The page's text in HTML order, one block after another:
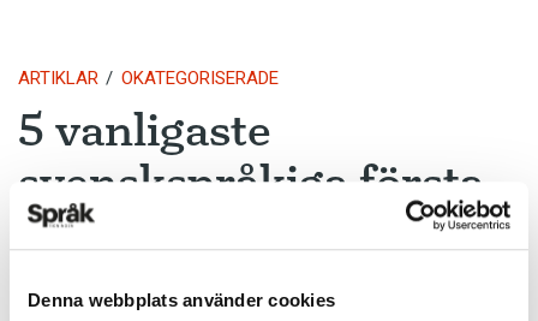
Denna webbplats använder cookies
ARTIKLAR OKATEGORISERADE
5 vanligaste
svenskspråkiga första
förnamnen för nyfödda
i Finland 2017